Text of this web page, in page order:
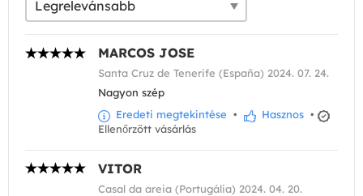
MARCOS JOSE
Santa Cruz de Tenerife (España) 2024. 07. 24.
Nagyon szép
Eredeti megtekintése • Hasznos •
Ellenőrzött vásárlás
VITOR
Casal da areia (Portugália) 2024. 04. 20.